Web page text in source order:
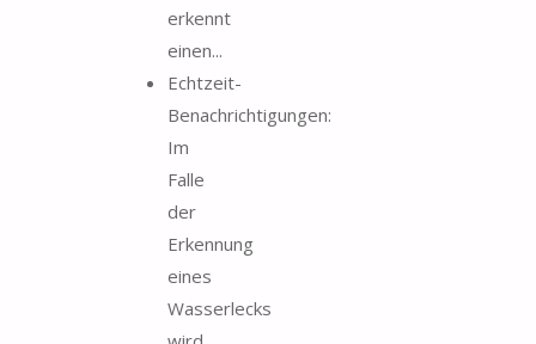
erkennt
einen...
Echtzeit-
Benachrichtigungen:
Im
Falle
der
Erkennung
eines
Wasserlecks